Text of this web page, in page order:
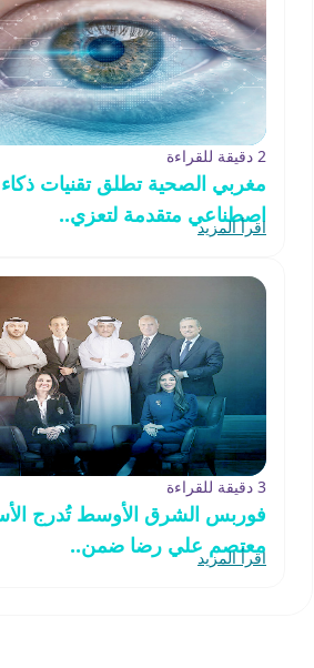
2 دقيقة للقراءة
مغربي الصحية تطلق تقنيات ذكاء
اصطناعي متقدمة لتعزي..
اقرأ المزيد
3 دقيقة للقراءة
فوربس الشرق الأوسط تُدرج
معتصم علي رضا ضمن..
اقرأ المزيد